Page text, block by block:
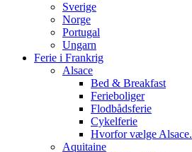
Sverige
Norge
Portugal
Ungarn
Ferie i Frankrig
Alsace
Bed & Breakfast
Ferieboliger
Flodbådsferie
Cykelferie
Hvorfor vælge Alsace.
Aquitaine